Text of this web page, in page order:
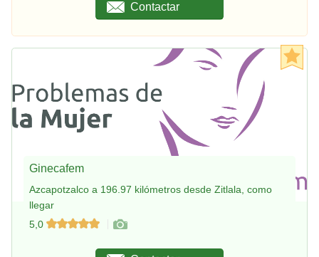
Contactar
Ginecafem
Azcapotzalco a 196.97 kilómetros desde Zitlala, como
llegar
5,0